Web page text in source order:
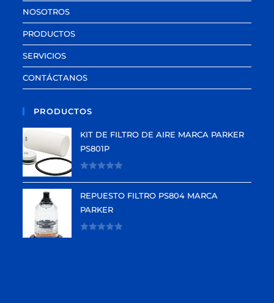
NOSOTROS
PRODUCTOS
SERVICIOS
CONTÁCTANOS
PRODUCTOS
KIT DE FILTRO DE AIRE MARCA PARKER
PS801P
o
r
REPUESTO FILTRO PS804 MARCA
PARKER